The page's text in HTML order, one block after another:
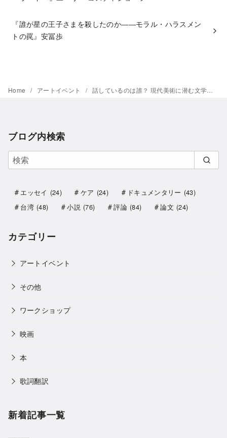
『誰が星の王子さまを殺したのか――モラル・ハラスメン
トの罠』安冨歩
Home アートイベント 話しているのは誰？ 現代美術に潜む文学＠国立新美術館
ブログ内検索
エッセイ (24) ケア (24) ドキュメンタリー (43)
台湾 (48) 小説 (76) 評論 (84) 論文 (24)
カテゴリー
アートイベント
その他
ワークショップ
映画
本
歌詞翻訳
新着記事一覧